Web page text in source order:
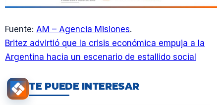
Fuente: AM – Agencia Misiones.
Britez advirtió que la crisis económica empuja a la
Argentina hacia un escenario de estallido social
TE PUEDE INTERESAR